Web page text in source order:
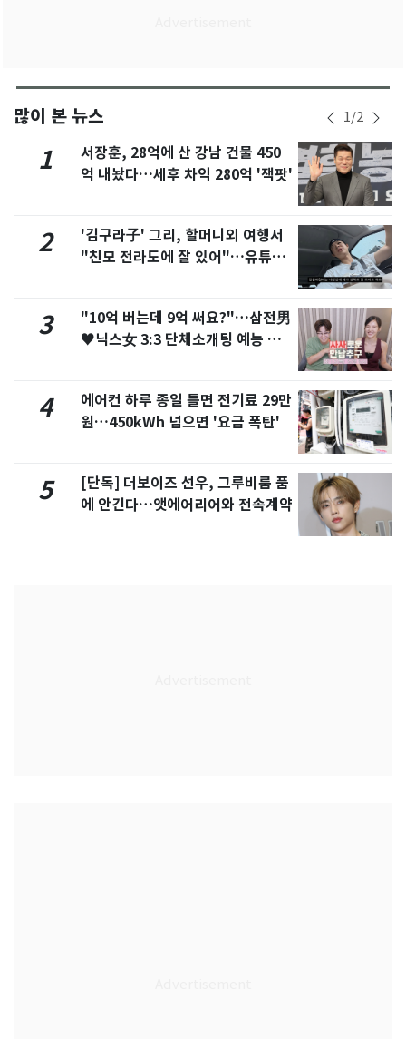
많이 본 뉴스 1/2
1
서장훈, 28억에 산 강남 건물 450
억 내놨다…세후 차익 280억 '잭팟'
2
'김구라子' 그리, 할머니외 여행서
"친모 전라도에 잘 있어"…유튜브
3
"10억 버는데 9억 써요?"…삼전男
♥닉스女 3:3 단체소개팅 예능 화
4
에어컨 하루 종일 틀면 전기료 29만
원…450kWh 넘으면 '요금 폭탄'
5
[단독] 더보이즈 선우, 그루비룸 품
에 안긴다…앳에어리어와 전속계약